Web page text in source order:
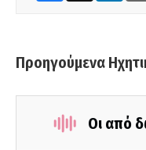
Προηγούμενα
Οι από